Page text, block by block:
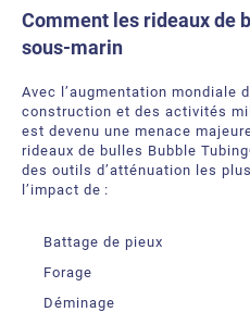
Comment les rideaux de
sous‑marin
Avec l’augmentation mondiale
construction et des activités
est devenu une menace
rideaux de bulles Bubble
des outils d’atténuation les
l’impact de :
Battage de pieux
Forage
Déminage